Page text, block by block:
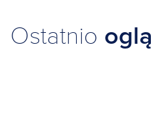
Ostatnio